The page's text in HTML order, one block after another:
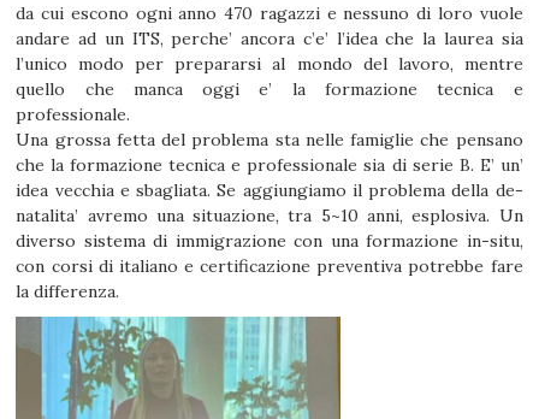
da cui escono ogni anno 470 ragazzi e nessuno di loro vuole
andare ad un ITS, perche’ ancora c’e’ l’idea che la laurea sia
l’unico modo per prepararsi al mondo del lavoro, mentre
quello che manca oggi e’ la formazione tecnica e
professionale.
Una grossa fetta del problema sta nelle famiglie che pensano
che la formazione tecnica e professionale sia di serie B. E’ un’
idea vecchia e sbagliata. Se aggiungiamo il problema della de-
natalita’ avremo una situazione, tra 5~10 anni, esplosiva. Un
diverso sistema di immigrazione con una formazione in-situ,
con corsi di italiano e certificazione preventiva potrebbe fare
la differenza.